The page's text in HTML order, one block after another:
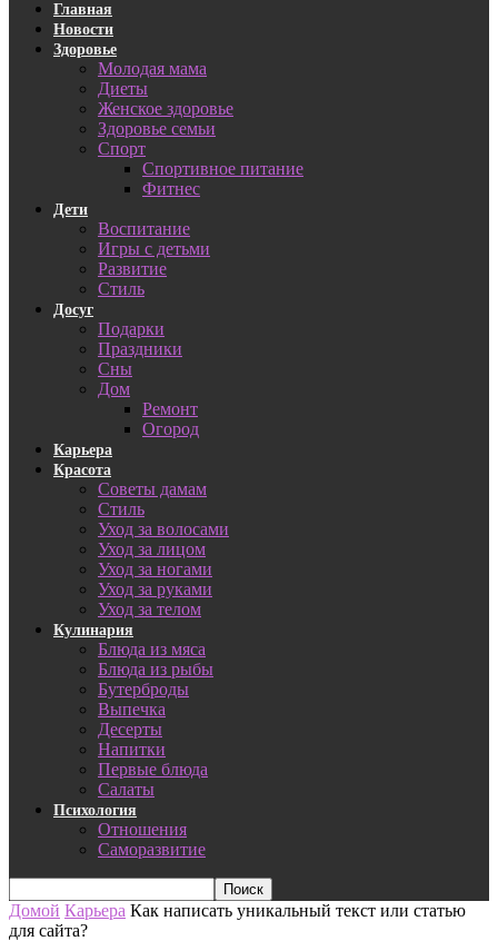
Главная
Новости
Здоровье
Молодая мама
Диеты
Женское здоровье
Здоровье семьи
Спорт
Спортивное питание
Фитнес
Дети
Воспитание
Игры с детьми
Развитие
Стиль
Досуг
Подарки
Праздники
Сны
Дом
Ремонт
Огород
Карьера
Красота
Советы дамам
Стиль
Уход за волосами
Уход за лицом
Уход за ногами
Уход за руками
Уход за телом
Кулинария
Блюда из мяса
Блюда из рыбы
Бутерброды
Выпечка
Десерты
Напитки
Первые блюда
Салаты
Психология
Отношения
Саморазвитие
Домой Карьера Как написать уникальный текст или статью
для сайта?